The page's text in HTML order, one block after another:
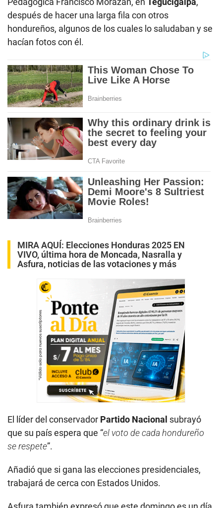
después de hacer una larga fila con otros
hondureños, algunos de los cuales lo saludaban y se
hacían fotos con él.
MIRA AQUÍ: Elecciones Honduras 2025 EN
VIVO, última hora de Moncada, Nasralla y
Asfura, noticias de las votaciones y más
El líder del conservador Partido Nacional subrayó
que su país espera que “el voto de cada hondureño
se respete”.
Añadió que si gana las elecciones presidenciales,
trabajará de cerca con Estados Unidos.